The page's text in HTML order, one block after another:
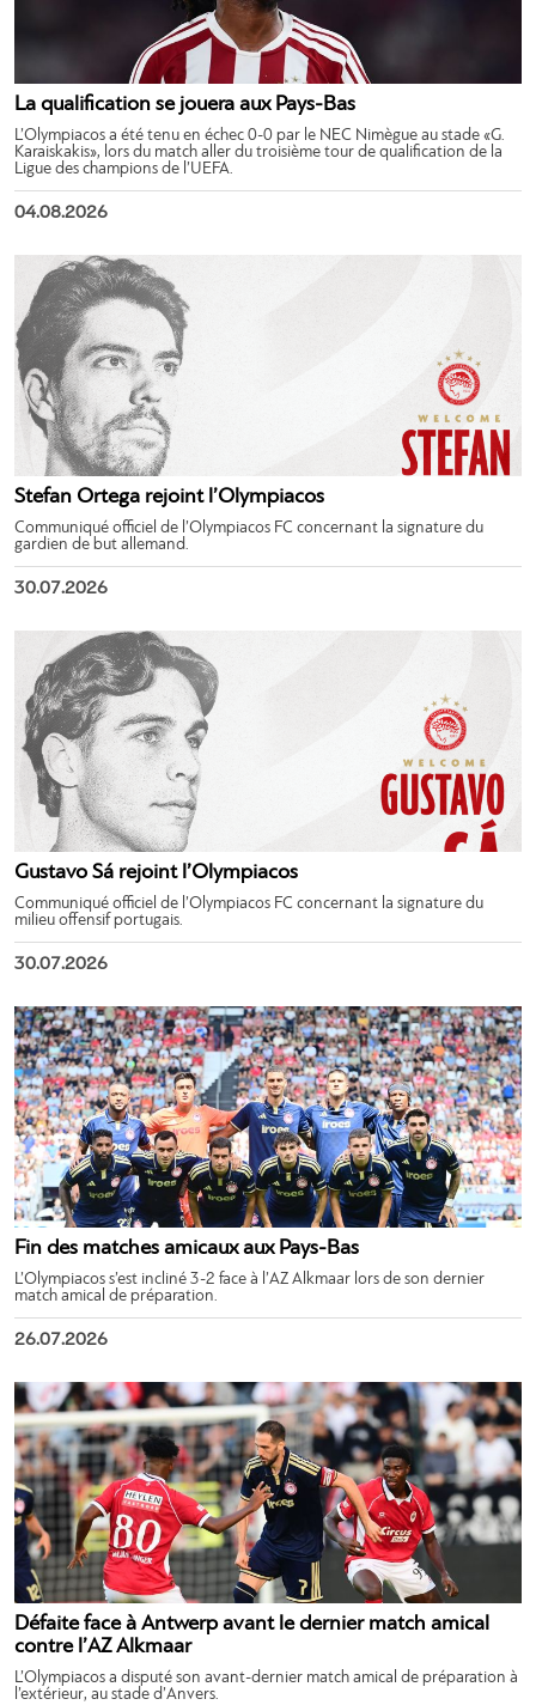
La qualification se jouera aux Pays-Bas
L’Olympiacos a été tenu en échec 0-0 par le NEC Nimègue au stade «G.
Karaiskakis», lors du match aller du troisième tour de qualification de la
Ligue des champions de l’UEFA.
04.08.2026
Stefan Ortega rejoint l’Olympiacos
Communiqué officiel de l’Olympiacos FC concernant la signature du
gardien de but allemand.
30.07.2026
Gustavo Sá rejoint l’Olympiacos
Communiqué officiel de l’Olympiacos FC concernant la signature du
milieu offensif portugais.
30.07.2026
Fin des matches amicaux aux Pays-Bas
L’Olympiacos s’est incliné 3-2 face à l’AZ Alkmaar lors de son dernier
match amical de préparation.
26.07.2026
Défaite face à Antwerp avant le dernier match amical
contre l’AZ Alkmaar
L’Olympiacos a disputé son avant-dernier match amical de préparation à
l’extérieur, au stade d’Anvers.